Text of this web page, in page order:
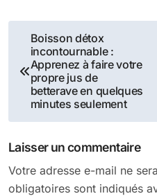
Navigation
de
l’article
Boisson détox
incontournable :
Apprenez à faire votre
propre jus de
betterave en quelques
minutes seulement
Laisser un commentaire
Votre adresse e-mail ne
obligatoires sont indiqués